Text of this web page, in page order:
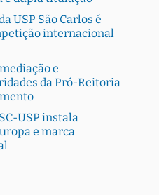
USP São Carlos é
internacional
e
da Pró-Reitoria
USP instala
e marca